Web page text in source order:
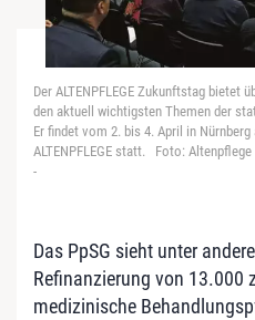
Der ALTENPFLEGE Zukunftstag bietet
den aktuell wichtigsten Themen der
Er findet vom 2. bis 4. April in
ALTENPFLEGE statt. Foto: Altenpflege
-
Das PpSG sieht unter
Refinanzierung von 13.000
medizinische